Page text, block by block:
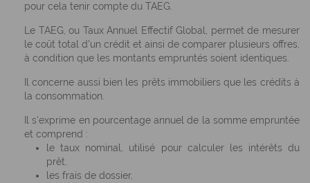
pour cela tenir compte du TAEG.
Le TAEG , ou Taux Annuel Effectif Global, permet de mesurer
le coût total d'un crédit et ainsi de comparer plusieurs offres,
à condition que les montants empruntés soient identiques.
Il concerne aussi bien les prêts immobiliers que les crédits à
la consommation.
Il s'exprime en pourcentage annuel de la somme empruntée
et comprend :
le taux nominal, utilisé pour calculer les intérêts du
prêt,
les frais de dossier,